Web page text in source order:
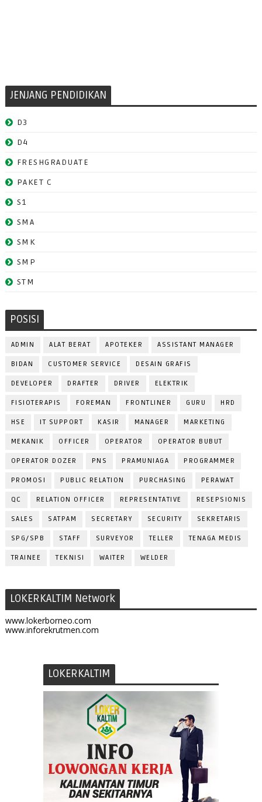
JENJANG PENDIDIKAN
D3
D4
FRESHGRADUATE
PAKET C
S1
SMA
SMK
SMP
STM
POSISI
ADMIN ALAT BERAT APOTEKER ASSISTANT MANAGER
BIDAN CUSTOMER SERVICE DESAIN GRAFIS
DEVELOPER DRAFTER DRIVER ELEKTRIK
FISIOTERAPIS FOREMAN FRONTLINER GURU HRD
HSE IT SUPPORT KASIR MANAGER MARKETING
MEKANIK OFFICER OPERATOR OPERATOR BUBUT
OPERATOR DOZER PNS PRAMUNIAGA PROGRAMMER
PROMOSI PUBLIC RELATION PURCHASING PERAWAT
QC RELATION OFFICER REPRESENTATIVE RESEPSIONIS
SALES SATPAM SECRETARY SECURITY SEKRETARIS
SPG/SPB STAFF SURVEYOR TELLER TENAGA MEDIS
TRAINEE TEKNISI WAITER WELDER
LOKERKALTIM Network
www.lokerborneo.com
www.inforekrutmen.com
LOKERKALTIM